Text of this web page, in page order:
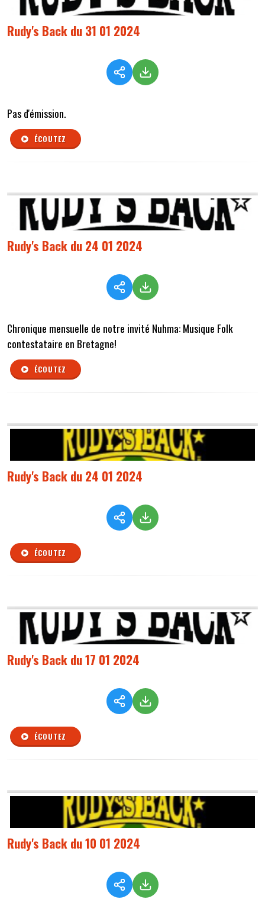
Rudy's Back du 31 01 2024
Pas d'émission.
ÉCOUTEZ
Rudy's Back du 24 01 2024
Chronique mensuelle de notre invité Nuhma: Musique Folk
contestataire en Bretagne!
ÉCOUTEZ
Rudy's Back du 24 01 2024
ÉCOUTEZ
Rudy's Back du 17 01 2024
ÉCOUTEZ
Rudy's Back du 10 01 2024